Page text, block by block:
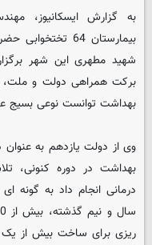
به گزارش ایسکانیوز،
بیمارستان 64
شهید مطهری این شهر
برکت همراهی دولت و ملت،
بهداشت توانست نوعی بسیج
وی از دولت یازدهم به
بهداشت در دوره کنونی،
درمانی انجام داد به
ریزی برای ساخت بیش از یک